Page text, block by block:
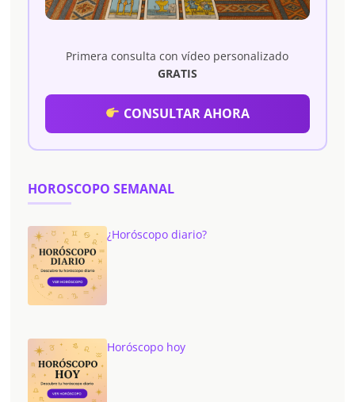
Primera consulta con vídeo personalizado
GRATIS
CONSULTAR AHORA
HOROSCOPO SEMANAL
¿Horóscopo diario?
Horóscopo hoy